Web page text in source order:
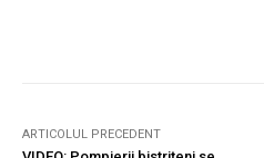
ARTICOLUL PRECEDENT